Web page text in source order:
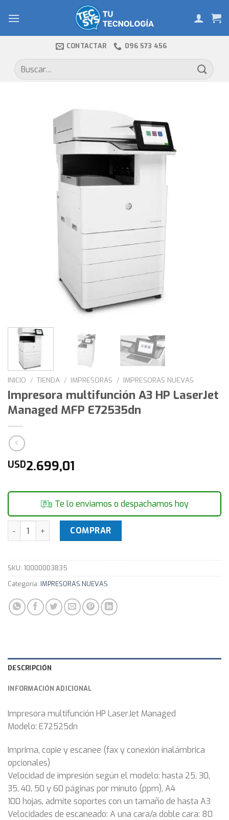
CONTACTAR 096 573 456
Buscar
por:
INICIO / TIENDA / IMPRESORAS / IMPRESORAS NUEVAS
Impresora multifunción A3 HP LaserJet
Managed MFP E72535dn
USD2.699,01
Te lo enviamos o despachamos hoy
Impresora multifunción A3 HP LaserJet Managed MFP
COMPRAR
SKU: 10000003835
Categoría: IMPRESORAS NUEVAS
DESCRIPCIÓN
INFORMACIÓN ADICIONAL
Impresora multifunción HP LaserJet Managed
Modelo: E72525dn
Imprima, copie y escanee (fax y conexión inalámbrica
opcionales)
Velocidad de impresión según el modelo: hasta 25, 30,
35, 40, 50 y 60 páginas por minuto (ppm), A4
100 hojas, admite soportes con un tamaño de hasta A3
Velocidades de escaneado: A una cara/a doble cara: 80